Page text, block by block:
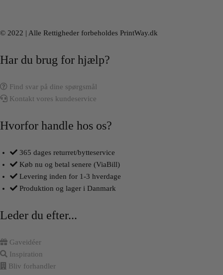
© 2022 | Alle Rettigheder forbeholdes PrintWay.dk
Har du brug for hjælp?
Find svar på dine spørgsmål
Kontakt vores kundeservice
Hvorfor handle hos os?
365 dages returret/bytteservice
Køb nu og betal senere (ViaBill)
Levering inden for 1-3 hverdage
Produktion og lager i Danmark
Leder du efter...
Gaveidéer
Inspiration
Bliv forhandler